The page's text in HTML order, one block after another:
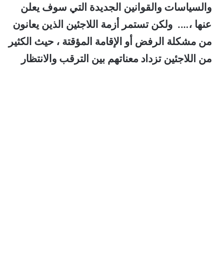
والسياسات والقوانين الجديدة التي سوف يعلن
عنها ،…. ولكن تستمر أزمة اللاجئين الذين يعانون
من مشكلة الرفض أو الإقامة المؤقتة ، حيث الكثير
من اللاجئين تزداد معناتهم بين الترقب والانتظار